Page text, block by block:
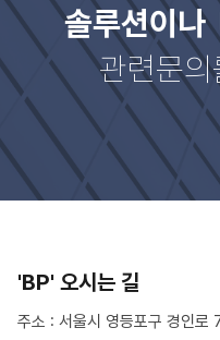
솔루션이나
관련문
'BP' 오시는 길
주소 : 서울시 영등포구 경인로